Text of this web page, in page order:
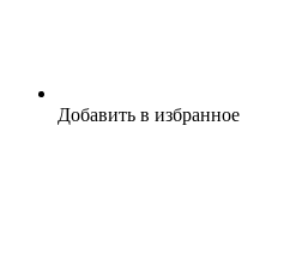
Добавить в избранное